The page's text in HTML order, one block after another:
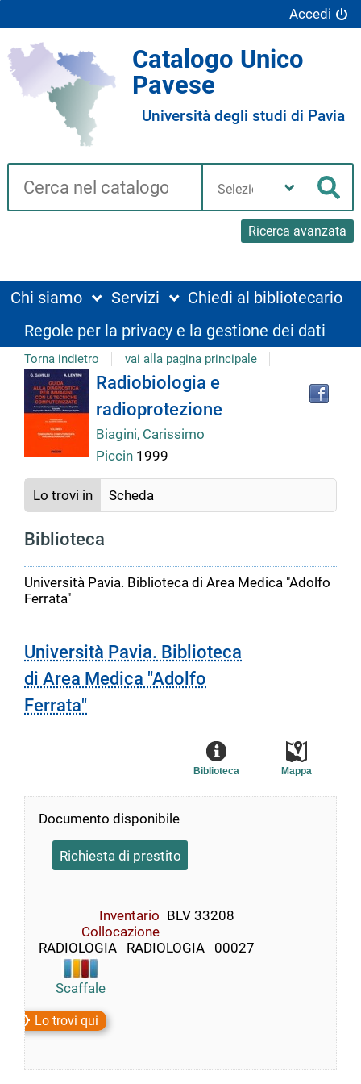
Accedi
Catalogo Unico
Pavese
Università degli studi di Pavia
Cerca su "Catalogo"
Ricerca avanzata
biblioteca
Chi siamo Servizi
Chiedi al bibliotecario
Regole per la privacy e la gestione dei dati
Torna indietro vai alla pagina principale
Dettaglio
del
documento
Radiobiologia e
radioprotezione
Biagini, Carissimo
Piccin 1999
Lo trovi in Scheda
Biblioteca
Università Pavia. Biblioteca di Area Medica "Adolfo
Ferrata"
Università Pavia. Biblioteca
di Area Medica "Adolfo
Ferrata"
Mappa
Biblioteca
Documento disponibile
Richiesta di prestito
Inventario BLV 33208
Collocazione
RADIOLOGIA   RADIOLOGIA   00027
Scaffale
Lo trovi qui